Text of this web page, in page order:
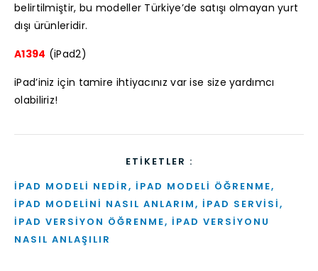
belirtilmiştir, bu modeller Türkiye’de satışı olmayan yurt
dışı ürünleridir.
A1394 (iPad2)
iPad’iniz için tamire ihtiyacınız var ise size yardımcı
olabiliriz!
ETIKETLER :
IPAD MODELI NEDIR, IPAD MODELI ÖĞRENME,
IPAD MODELINI NASIL ANLARIM, IPAD SERVISI,
IPAD VERSIYON ÖĞRENME, IPAD VERSIYONU
NASIL ANLAŞILIR